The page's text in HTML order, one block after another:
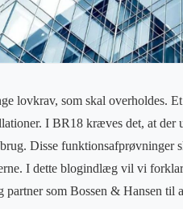
lovkrav, som skal overholdes.
I BR18 kræves det, at der
Disse funktionsafprøvninger
I dette blogindlæg vil vi
som Bossen & Hansen til